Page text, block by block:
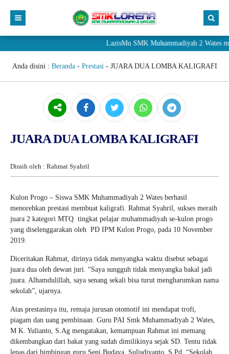
LazisMu SMK Muhammadiyah 2 Wates
Anda disini : Beranda- Prestasi- JUARA DUA LOMBA KALIGRAFI
JUARA DUA LOMBA KALIGRAFI
Diraih oleh : Rahmat Syahril
Kulon Progo – Siswa SMK Muhammadiyah 2 Wates berhasil
menorehkan prestasi membuat kaligrafi. Rahmat Syahril, sukses meraih
juara 2 kategori MTQ tingkat pelajar muhammadiyah se-kulon progo
yang diselenggarakan oleh PD IPM Kulon Progo, pada 10 November
2019.
Diceritakan Rahmat, dirinya tidak menyangka waktu disebut sebagai
juara dua oleh dewan juri. “Saya sungguh tidak menyangka bakal jadi
juara. Alhamdulillah, saya senang sekali bisa turut mengharumkan nama
sekolah”, ujarnya.
Atas prestasinya itu, remaja jurusan otomotif ini mendapat trofi,
piagam dan uang pembinaan. Guru PAI Smk Muhammadiyah 2 Wates,
M K. Yulianto, S.Ag mengatakan, kemampuan Rahmat ini memang
dikembangkan dari bakat yang sudah dimilikinya sejak SD. Tentu tidak
lepas dari bimbingan guru Seni Budaya, Sulisdiyanto, S.Pd. “Sekolah